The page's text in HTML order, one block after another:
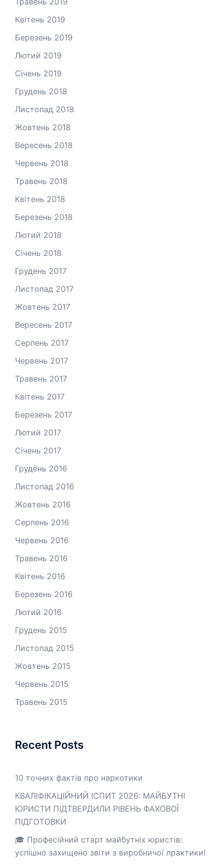
Квітень 2019
Березень 2019
Лютий 2019
Січень 2019
Грудень 2018
Листопад 2018
Жовтень 2018
Вересень 2018
Червень 2018
Травень 2018
Квітень 2018
Березень 2018
Лютий 2018
Січень 2018
Грудень 2017
Листопад 2017
Жовтень 2017
Вересень 2017
Серпень 2017
Червень 2017
Травень 2017
Квітень 2017
Березень 2017
Лютий 2017
Січень 2017
Грудень 2016
Листопад 2016
Жовтень 2016
Серпень 2016
Червень 2016
Травень 2016
Квітень 2016
Березень 2016
Лютий 2016
Грудень 2015
Листопад 2015
Жовтень 2015
Червень 2015
Травень 2015
Recent Posts
10 точних фактів про наркотики
КВАЛІФІКАЦІЙНИЙ ІСПИТ 2026: МАЙБУТНІ
ЮРИСТИ ПІДТВЕРДИЛИ РІВЕНЬ ФАХОВОЇ
ПІДГОТОВКИ
🎓 Професійний старт майбутніх юристів:
успішно захищено звіти з виробничої практики!